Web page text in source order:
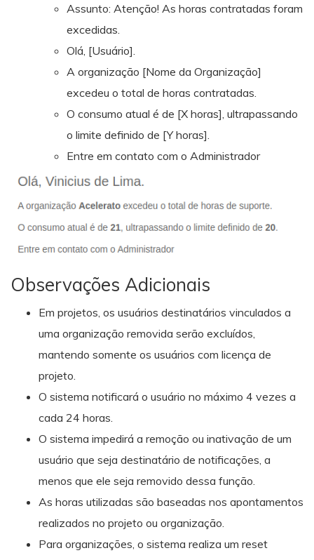
Assunto: Atenção! As horas contratadas foram
excedidas.
Olá, [Usuário].
A organização [Nome da Organização]
excedeu o total de horas contratadas.
O consumo atual é de [X horas], ultrapassando
o limite definido de [Y horas].
Entre em contato com o Administrador
Observações Adicionais
Em projetos, os usuários destinatários vinculados a
uma organização removida serão excluídos,
mantendo somente os usuários com licença de
projeto.
O sistema notificará o usuário no máximo 4 vezes a
cada 24 horas.
O sistema impedirá a remoção ou inativação de um
usuário que seja destinatário de notificações, a
menos que ele seja removido dessa função.
As horas utilizadas são baseadas nos apontamentos
realizados no projeto ou organização.
Para organizações, o sistema realiza um reset